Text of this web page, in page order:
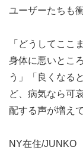
ユーザーたちも
「どうしてここ
身体に悪いとこ
う」「良くなる
ど、病気なら可
配する声が増え
NY在住/JUNKO